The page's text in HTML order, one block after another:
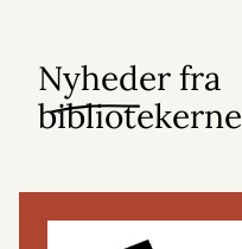
Nyheder fra
bibliotekerne